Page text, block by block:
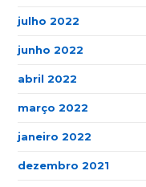
julho 2022
junho 2022
abril 2022
março 2022
janeiro 2022
dezembro 2021